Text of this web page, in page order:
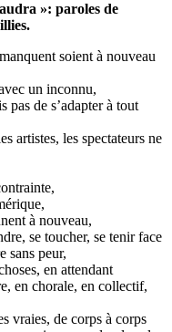
»: paroles de
soient à nouveau
un inconnu,
pas de s’adapter à tout
artistes, les spectateurs ne
à nouveau,
se toucher, se tenir face
sans peur,
en attendant
en chorale, en collectif,
vraies, de corps à corps